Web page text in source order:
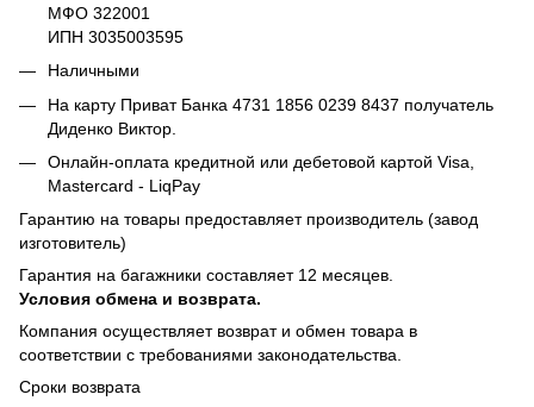
МФО 322001
ИПН 3035003595
Наличными
На карту Приват Банка 4731 1856 0239 8437 получатель
Диденко Виктор.
Онлайн-оплата кредитной или дебетовой картой Visa,
Mastercard - LiqPay
Гарантию на товары предоставляет производитель (завод
изготовитель)
Гарантия на багажники составляет 12 месяцев.
Условия обмена и возврата.
Компания осуществляет возврат и обмен товара в
соответствии с требованиями законодательства.
Сроки возврата